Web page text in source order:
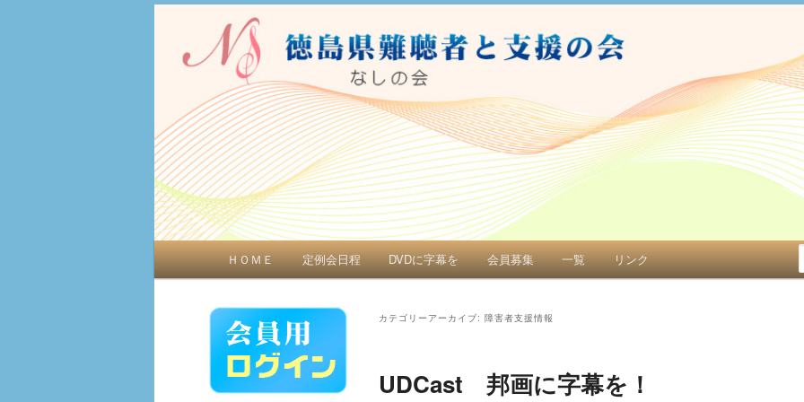
徳島県難聴者と支援者の会（ナシの会）
聞こえをサポート
メインメニュー
メインコンテンツへ移動
サブコンテンツへ移動
ＨＯＭＥ 定例会日程 DVDに字幕を 会員募集 一覧 リンク
カテゴリーアーカイブ: 障害者支援情報
UDCast 邦画に字幕を！